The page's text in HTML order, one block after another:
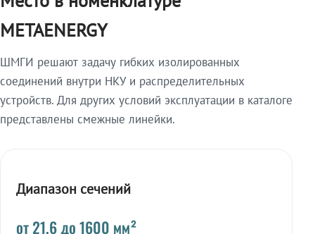
METAENERGY
ШМГИ решают задачу гибких изолированных
соединений внутри НКУ и распределительных
устройств. Для других условий эксплуатации в каталоге
представлены смежные линейки.
Диапазон сечений
от 21,6 до 1600 мм²